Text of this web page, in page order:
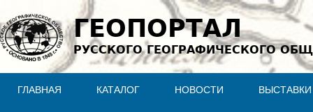
Jump to navigation
ГЕОПОРТАЛ
РУССКОГО ГЕОГРАФИЧЕСКОГО
ГЛАВНАЯ КАТАЛОГ НОВОСТИ ВЫСТАВКИ